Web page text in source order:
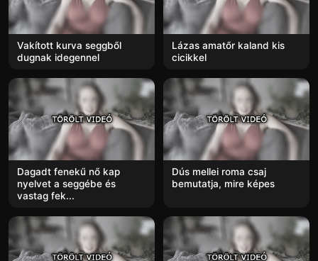
Vakított kurva seggből
dugnak idegennel
Lázas amatőr kaland kis
cicikkel
Dagadt fenekű nő kap
nyelvet a seggébe és
vastag fek...
Dús mellei roma csaj
bemutatja, mire képes